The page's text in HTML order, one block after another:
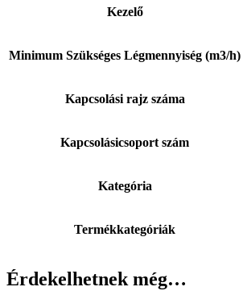
Kezelő
Minimum Szükséges Légmennyiség (m3/h)
Kapcsolási rajz száma
Kapcsolásicsoport szám
Kategória
Termékkategóriák
Érdekelhetnek még…